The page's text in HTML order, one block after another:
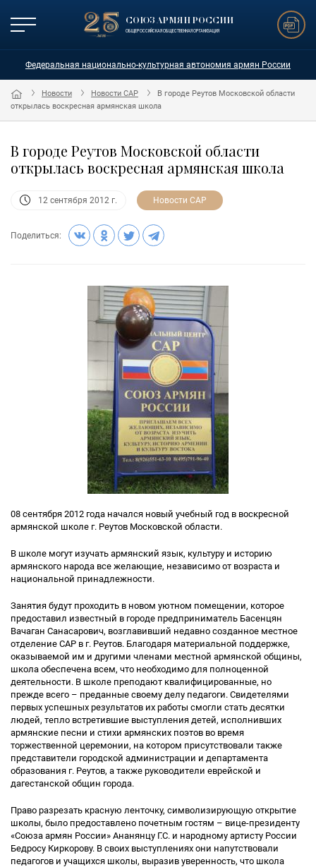
СОЮЗ АРМЯН РОССИИ
ОБЩЕРОССИЙСКАЯ ОБЩЕСТВЕННАЯ ОРГАНИЗАЦИЯ
Федеральная национально-культурная автономия армян России
Новости Новости САР
В городе Реутов Московской области
открылась воскресная армянская школа
В городе Реутов Московской области
открылась воскресная армянская школа
12 сентября 2012 г. Новости САР
Поделиться:
08 сентября 2012 года начался новый учебный год в воскресной
армянской школе г. Реутов Московской области.
В школе могут изучать армянский язык, культуру и историю
армянского народа все желающие, независимо от возраста и
национальной принадлежности.
Занятия будут проходить в новом уютном помещении, которое
предоставил известный в городе предприниматель Басенцян
Вачаган Санасарович, возглавивший недавно созданное местное
отделение САР в г. Реутов. Благодаря материальной поддержке,
оказываемой им и другими членами местной армянской общины,
школа обеспечена всем, что необходимо для полноценной
деятельности. В школе преподают квалифицированные, но
прежде всего – преданные своему делу педагоги. Свидетелями
первых успешных результатов их работы смогли стать десятки
людей, тепло встретившие выступления детей, исполнивших
армянские песни и стихи армянских поэтов во время
торжественной церемонии, на котором присутствовали также
представители городской администрации и департамента
образования г. Реутов, а также руководители еврейской и
дагестанской общин города.
Право разрезать красную ленточку, символизирующую открытие
школы, было предоставлено почетным гостям – вице-президенту
«Союза армян России» Ананянцу Г.С. и народному артисту России
Бедросу Киркорову. В своих выступлениях они напутствовали
педагогов и учащихся школы, выразив уверенность, что школа